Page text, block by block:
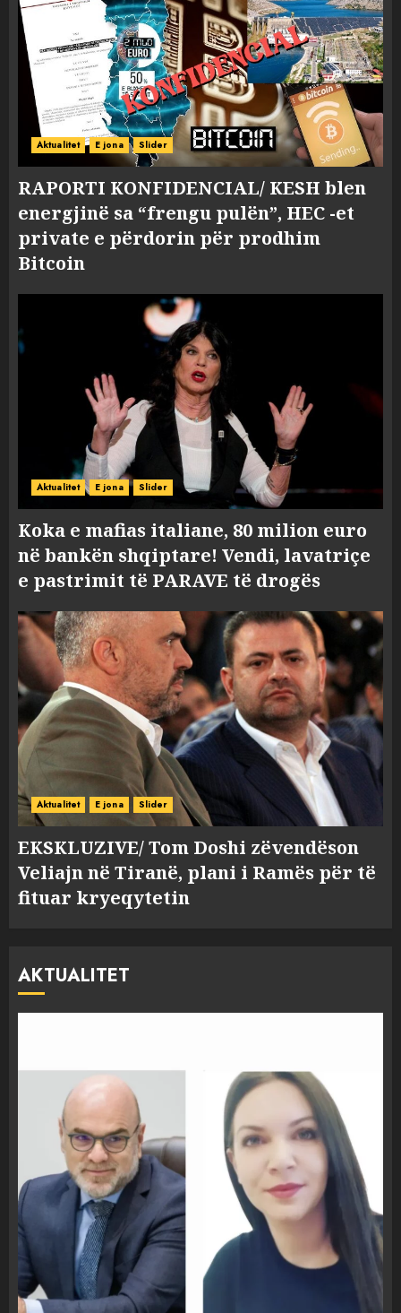
Aktualitet E jona Slider
RAPORTI KONFIDENCIAL/ KESH blen
energjinë sa “frengu pulën”, HEC -et
private e përdorin për prodhim
Bitcoin
Aktualitet E jona Slider
Koka e mafias italiane, 80 milion euro
në bankën shqiptare! Vendi, lavatriçe
e pastrimit të PARAVE të drogës
Aktualitet E jona Slider
EKSKLUZIVE/ Tom Doshi zëvendëson
Veliajn në Tiranë, plani i Ramës për të
fituar kryeqytetin
AKTUALITET